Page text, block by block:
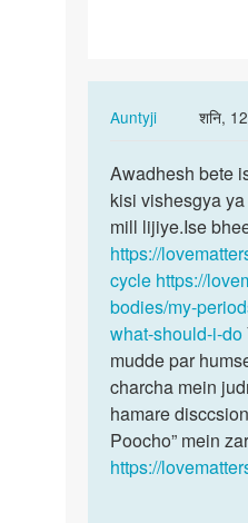
Auntyji
शनि,
In
to
Meri
wife
ko
mahina
main…
by
Awadhesh
Pandey
Awadhesh
bete
is
baare
mein…
Awadhesh bete
kisi vishesgya
mill lijiye.Ise
https://
cycle https://
bodies/my-
what-should-i-do
mudde par
charcha mein
hamare
Poocho” mein
https://